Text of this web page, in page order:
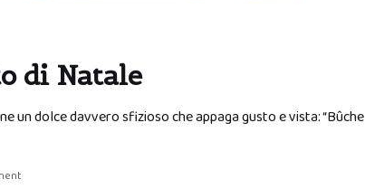
di Natale
un dolce davvero sfizioso che appaga gusto e vista: “Bûche